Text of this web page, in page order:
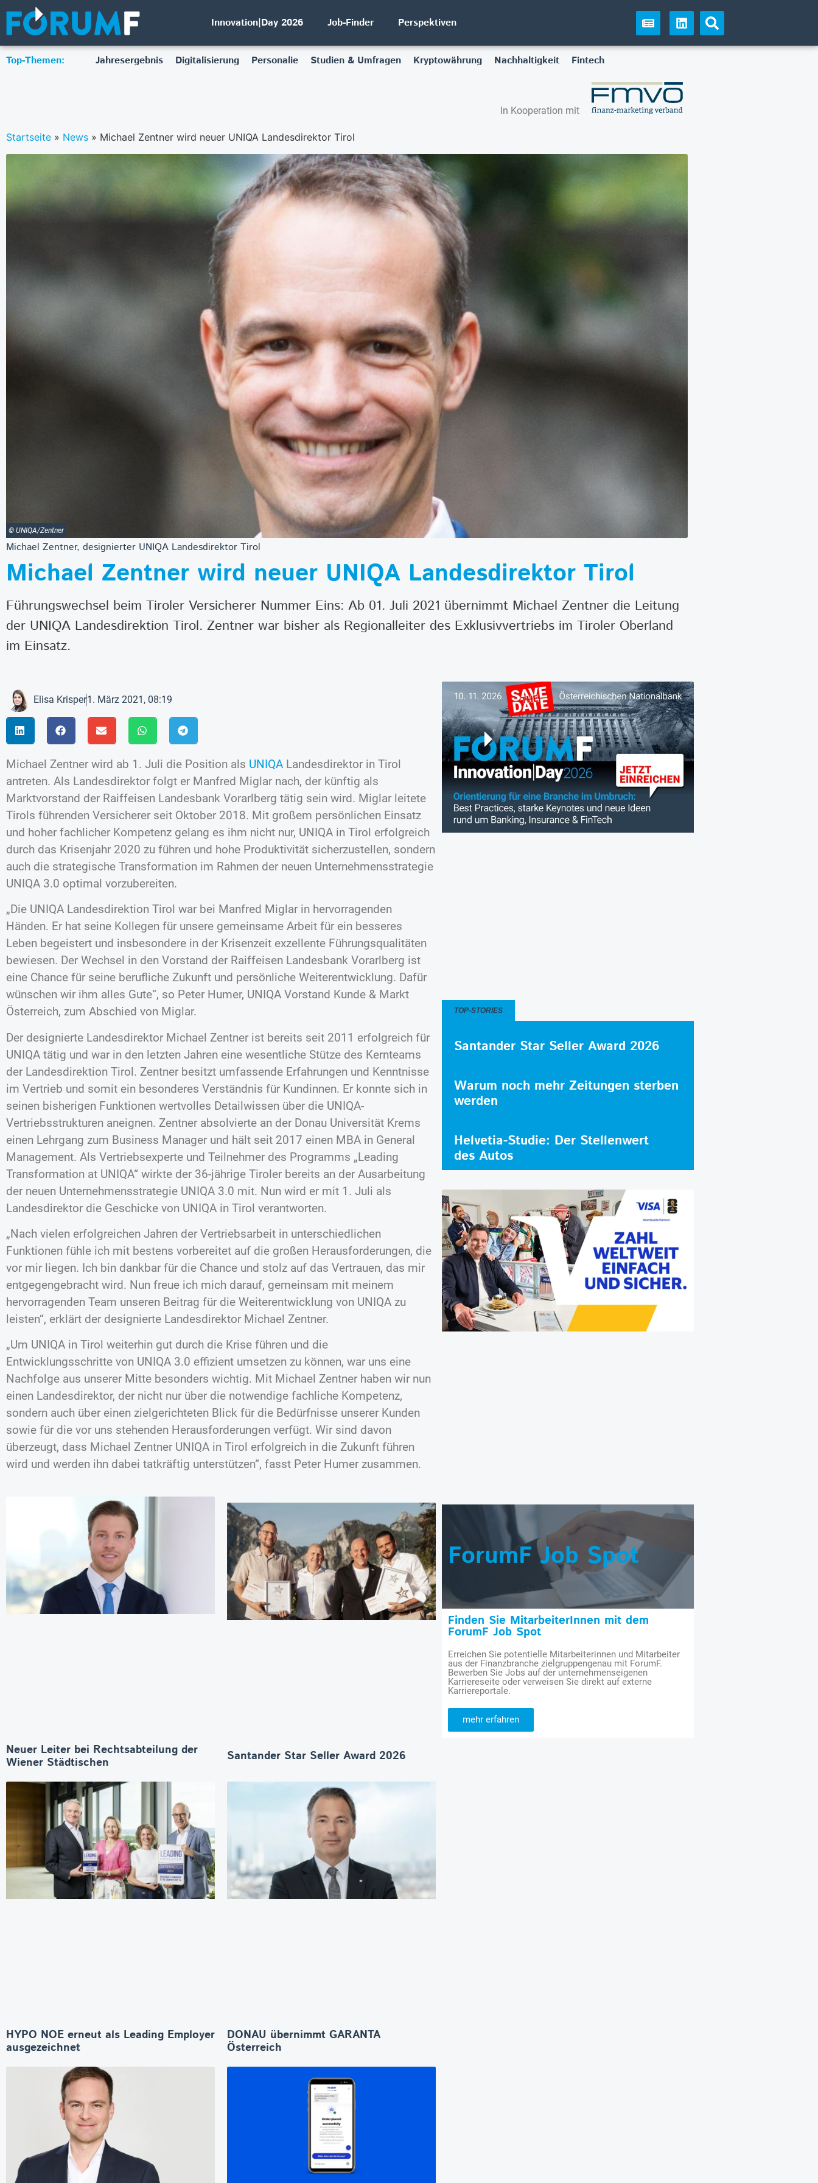
Innovation|Day 2026 Job-Finder Perspektiven
Top-Themen: Jahresergebnis Digitalisierung Personalie Studien & Umfragen Kryptowährung Nachhaltigkeit Fintech
In Kooperation mit
Startseite » News » Michael Zentner wird neuer UNIQA Landesdirektor Tirol
© UNIQA/Zentner
Michael Zentner, designierter UNIQA Landesdirektor Tirol
Michael Zentner wird neuer UNIQA Landesdirektor Tirol
Führungswechsel beim Tiroler Versicherer Nummer Eins: Ab 01. Juli 2021 übernimmt Michael Zentner die Leitung
der UNIQA Landesdirektion Tirol. Zentner war bisher als Regionalleiter des Exklusivvertriebs im Tiroler Oberland
im Einsatz.
Elisa Krisper1. März 2021, 08:19
Michael Zentner wird ab 1. Juli die Position als UNIQA Landesdirektor in Tirol
antreten. Als Landesdirektor folgt er Manfred Miglar nach, der künftig als
Marktvorstand der Raiffeisen Landesbank Vorarlberg tätig sein wird. Miglar leitete
Tirols führenden Versicherer seit Oktober 2018. Mit großem persönlichen Einsatz
und hoher fachlicher Kompetenz gelang es ihm nicht nur, UNIQA in Tirol erfolgreich
durch das Krisenjahr 2020 zu führen und hohe Produktivität sicherzustellen, sondern
auch die strategische Transformation im Rahmen der neuen Unternehmensstrategie
UNIQA 3.0 optimal vorzubereiten.
„Die UNIQA Landesdirektion Tirol war bei Manfred Miglar in hervorragenden
Händen. Er hat seine Kollegen für unsere gemeinsame Arbeit für ein besseres
Leben begeistert und insbesondere in der Krisenzeit exzellente Führungsqualitäten
bewiesen. Der Wechsel in den Vorstand der Raiffeisen Landesbank Vorarlberg ist
eine Chance für seine berufliche Zukunft und persönliche Weiterentwicklung. Dafür
wünschen wir ihm alles Gute“, so Peter Humer, UNIQA Vorstand Kunde & Markt
Österreich, zum Abschied von Miglar.
Der designierte Landesdirektor Michael Zentner ist bereits seit 2011 erfolgreich für
UNIQA tätig und war in den letzten Jahren eine wesentliche Stütze des Kernteams
der Landesdirektion Tirol. Zentner besitzt umfassende Erfahrungen und Kenntnisse
im Vertrieb und somit ein besonderes Verständnis für Kundinnen. Er konnte sich in
seinen bisherigen Funktionen wertvolles Detailwissen über die UNIQA-
Vertriebsstrukturen aneignen. Zentner absolvierte an der Donau Universität Krems
einen Lehrgang zum Business Manager und hält seit 2017 einen MBA in General
Management. Als Vertriebsexperte und Teilnehmer des Programms „Leading
Transformation at UNIQA“ wirkte der 36-jährige Tiroler bereits an der Ausarbeitung
der neuen Unternehmensstrategie UNIQA 3.0 mit. Nun wird er mit 1. Juli als
Landesdirektor die Geschicke von UNIQA in Tirol verantworten.
„Nach vielen erfolgreichen Jahren der Vertriebsarbeit in unterschiedlichen
Funktionen fühle ich mit bestens vorbereitet auf die großen Herausforderungen, die
vor mir liegen. Ich bin dankbar für die Chance und stolz auf das Vertrauen, das mir
entgegengebracht wird. Nun freue ich mich darauf, gemeinsam mit meinem
hervorragenden Team unseren Beitrag für die Weiterentwicklung von UNIQA zu
leisten“, erklärt der designierte Landesdirektor Michael Zentner.
„Um UNIQA in Tirol weiterhin gut durch die Krise führen und die
Entwicklungsschritte von UNIQA 3.0 effizient umsetzen zu können, war uns eine
Nachfolge aus unserer Mitte besonders wichtig. Mit Michael Zentner haben wir nun
einen Landesdirektor, der nicht nur über die notwendige fachliche Kompetenz,
sondern auch über einen zielgerichteten Blick für die Bedürfnisse unserer Kunden
sowie für die vor uns stehenden Herausforderungen verfügt. Wir sind davon
überzeugt, dass Michael Zentner UNIQA in Tirol erfolgreich in die Zukunft führen
wird und werden ihn dabei tatkräftig unterstützen“, fasst Peter Humer zusammen.
Neuer Leiter bei Rechtsabteilung der
Wiener Städtischen
Santander Star Seller Award 2026
HYPO NOE erneut als Leading Employer
ausgezeichnet
DONAU übernimmt GARANTA
Österreich
TOP-STORIES
Santander Star Seller Award 2026
Warum noch mehr Zeitungen sterben
werden
Helvetia-Studie: Der Stellenwert
des Autos
ForumF Job Spot
Finden Sie MitarbeiterInnen mit dem
ForumF Job Spot
Erreichen Sie potentielle Mitarbeiterinnen und Mitarbeiter
aus der Finanzbranche zielgruppengenau mit ForumF.
Bewerben Sie Jobs auf der unternehmenseigenen
Karriereseite oder verweisen Sie direkt auf externe
Karriereportale.
mehr erfahren